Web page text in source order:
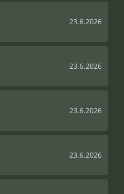
23.6.2026
23.6.2026
23.6.2026
23.6.2026